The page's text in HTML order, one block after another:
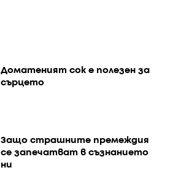
Доматеният сок е полезен за
сърцето
Защо страшните премеждия
се запечатват в съзнанието
ни